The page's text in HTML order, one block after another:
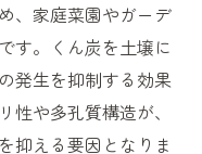
、家庭菜園やガーデ
す。くん炭を土壌に
発生を抑制する効果
性や多孔質構造が、
抑える要因となりま